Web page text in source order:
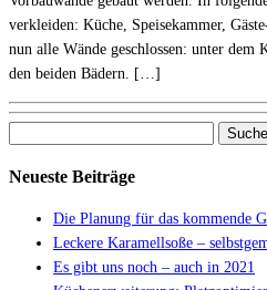
verkleiden: Küche, Speisekammer,
nun alle Wände geschlossen: unter
den beiden Bädern. […]
Neueste Beiträge
Die Planung für das kommende
Leckere Karamellsoße –
Es gibt uns noch – auch in 2021